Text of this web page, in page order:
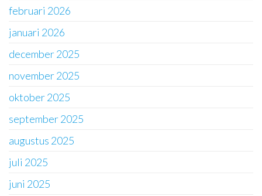
februari 2026
januari 2026
december 2025
november 2025
oktober 2025
september 2025
augustus 2025
juli 2025
juni 2025